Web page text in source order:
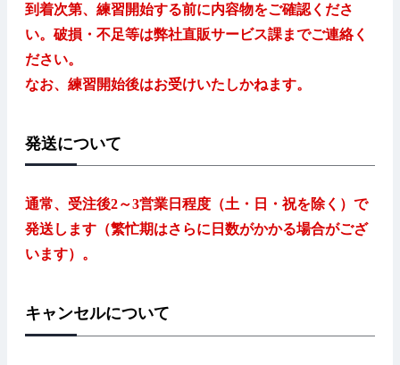
到着次第、練習開始する前に内容物をご確認くださ
い。破損・不足等は弊社直販サービス課までご連絡く
ださい。
なお、練習開始後はお受けいたしかねます。
発送について
通常、受注後2～3営業日程度（土・日・祝を除く）で
発送します（繁忙期はさらに日数がかかる場合がござ
います）。
キャンセルについて